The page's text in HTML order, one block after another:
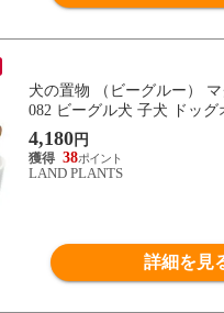
犬の置物 （ビーグルー）
082 ビーグル犬 子犬 ドッグ
オーナメント 動物 アニマル
ーデン ガーデニング ガーデ
ブジェ
4,180円
38
LAND PLANTS
詳細を見